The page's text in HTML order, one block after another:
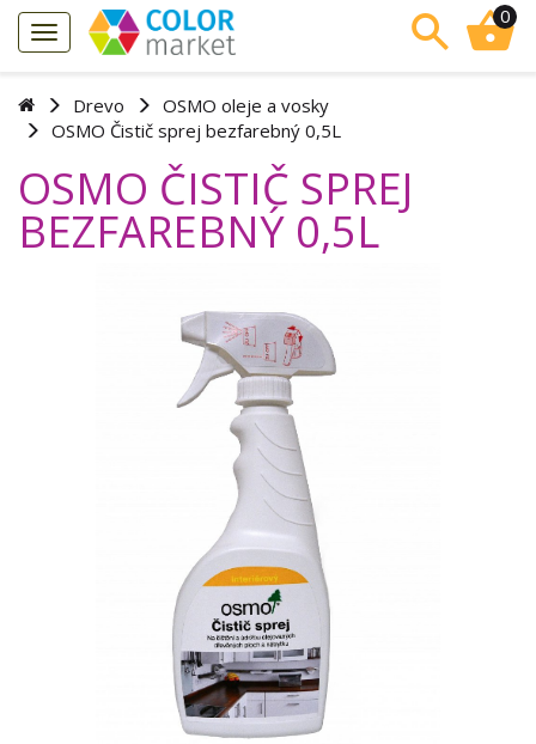
0
Drevo
OSMO oleje a vosky
OSMO Čistič sprej bezfarebný 0,5L
OSMO ČISTIČ SPREJ
BEZFAREBNÝ 0,5L